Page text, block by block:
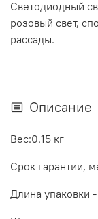
Светодиодный
розовый свет,
рассады.
Описание
Вес:0.15 кг
Срок гарантии,
Длина упаковки -